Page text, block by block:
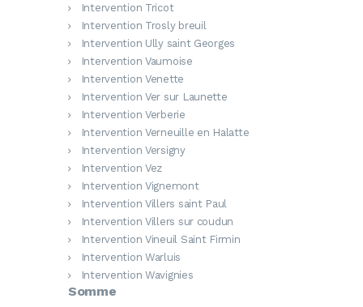
Intervention Tricot
Intervention Trosly breuil
Intervention Ully saint Georges
Intervention Vaumoise
Intervention Venette
Intervention Ver sur Launette
Intervention Verberie
Intervention Verneuille en Halatte
Intervention Versigny
Intervention Vez
Intervention Vignemont
Intervention Villers saint Paul
Intervention Villers sur coudun
Intervention Vineuil Saint Firmin
Intervention Warluis
Intervention Wavignies
Somme